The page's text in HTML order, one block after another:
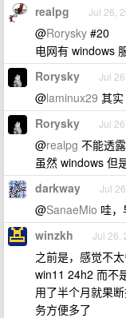
realpg Jul 26,
@Rorysky #20
电网有 windows
Rorysky Jul
@laminux29 其
Rorysky Jul
@realpg 不能透
虽然 windows 但
darkway Jul
@SanaeMio 哇
winzkh Jul 26,
之前是，感觉不
win11 24h2 而不
用了半个月就果
务方便多了